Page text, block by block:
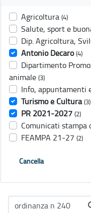
Agricoltura (4)
Salute, sport e
Dip. Agricoltura,
Antonio Decaro (4)
Dipartimento
animale (3)
Info, appuntamenti
Turismo e Cultura (3)
PR 2021-2027 (2)
Comunicati stampa
FEAMPA 21-27 (2)
Cancella